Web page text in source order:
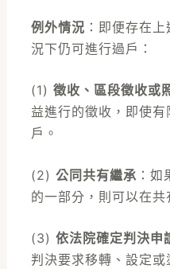
例外情況 ： 即便存在
況下仍可進行過戶：
(1) 徵收、區段徵收或
益進行的徵收，即使
戶。
(2) 公同共有繼承 ：
的一部分，則可以在共
(3) 依法院確定判決申
判決要求移轉、設定